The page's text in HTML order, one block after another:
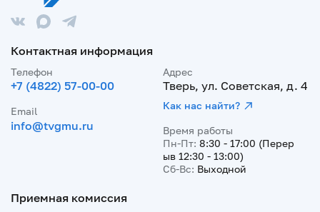
Контактная информация
Телефон
+7 (4822) 57-00-00
Email
info@tvgmu.ru
Адрес
Тверь, ул. Советская, д. 4
Как нас найти?
Время работы
Пн-Пт: 8:30 - 17:00 (Перер
ыв 12:30 - 13:00)
Сб-Вс: Выходной
Приемная комиссия